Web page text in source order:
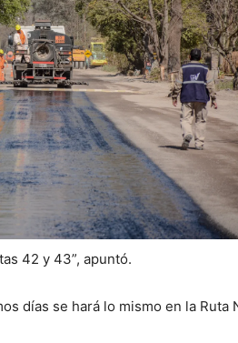
42 y 43”, apuntó.
días se hará lo mismo en la Ruta